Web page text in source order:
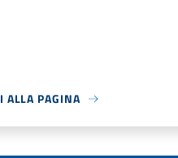
ALLA PAGINA